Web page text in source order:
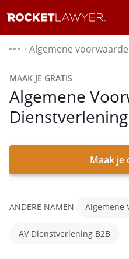
⌃ Algemene
MAAK JE GRATIS
Algemene
Maak je
ANDERE NAMEN Algemene
AV Dienstverlening B2B